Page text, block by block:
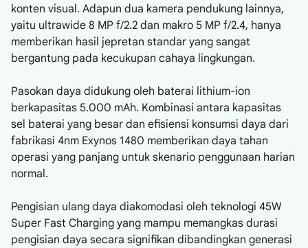
konten visual. Adapun dua kamera pendukung lainnya,
yaitu ultrawide 8 MP f/2.2 dan makro 5 MP f/2.4, hanya
memberikan hasil jepretan standar yang sangat
bergantung pada kecukupan cahaya lingkungan.
Pasokan daya didukung oleh baterai lithium-ion
berkapasitas 5.000 mAh. Kombinasi antara kapasitas
sel baterai yang besar dan efisiensi konsumsi daya dari
fabrikasi 4nm Exynos 1480 memberikan daya tahan
operasi yang panjang untuk skenario penggunaan harian
normal.
Pengisian ulang daya diakomodasi oleh teknologi 45W
Super Fast Charging yang mampu memangkas durasi
pengisian daya secara signifikan dibandingkan generasi